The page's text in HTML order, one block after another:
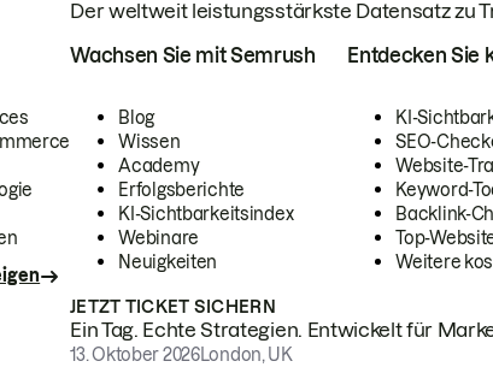
Der weltweit leistungsstärkste Datensatz zu
Wachsen Sie mit Semrush
Blog
Wissen
Academy
Erfolgsberichte
KI-Sichtbarkeitsindex
Webinare
Neuigkeiten
Entdecken Sie
KI-
SEO-
Website-
Keyword-
Backlink-
Top-
Weitere
JETZT TICKET SICHERN
Ein Tag. Echte Strategien. Entwickelt für
13. Oktober 2026London, UK